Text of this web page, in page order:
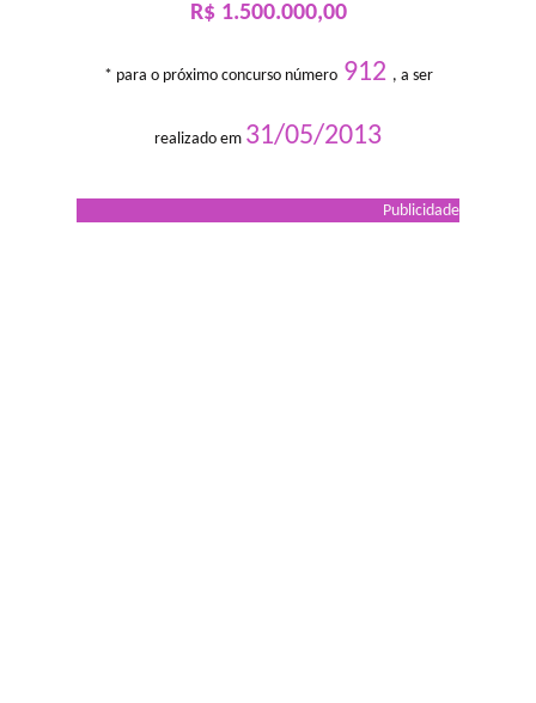
R$ 1.500.000,00
* para o próximo concurso número912 , a ser
realizado em 31/05/2013
Publicidade